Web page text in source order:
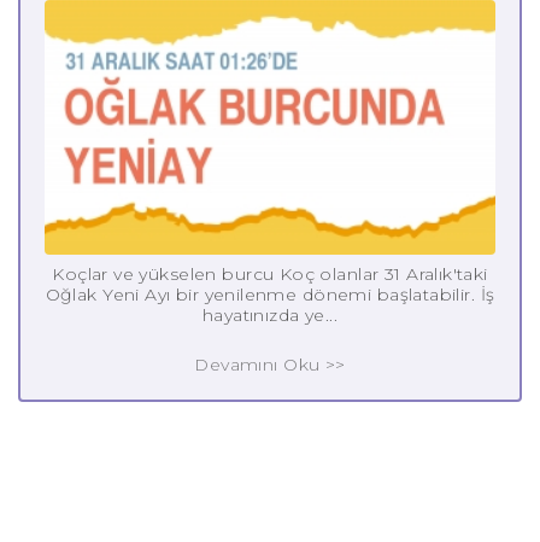
Koçlar ve yükselen burcu Koç olanlar 31 Aralık'taki
Oğlak Yeni Ayı bir yenilenme dönemi başlatabilir. İş
hayatınızda ye...
Devamını Oku >>